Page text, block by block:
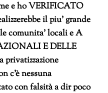
e ho VERIFICATO
il piu’ grande
comunita’ locali e A
E DELLE
privatizzazione
c’è nessuna
con falsità a dir poco